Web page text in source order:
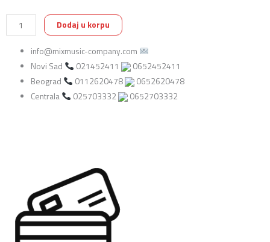
cena
je
bila:
4.520,00rsd.
4.179,00rsd.
Zice
Elixir
11052
012/053
Bonus
Pack
Dodaj u korpu
info@mixmusic-company.com
Novi Sad
021452411
0652452411
Beograd
0112620478
0652620478
Centrala
025703332 0652703332